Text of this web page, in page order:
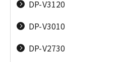
PowerShot／IXY）
DP-V3120
DP-V3010
DP-V2730